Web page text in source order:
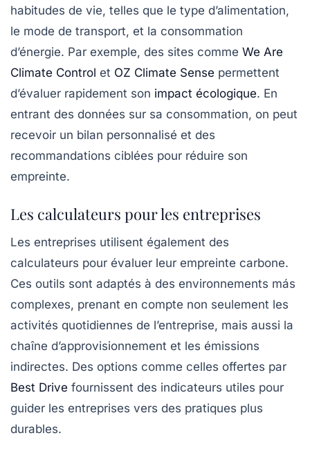
habitudes de vie, telles que le type d’alimentation,
le mode de transport, et la consommation
d’énergie. Par exemple, des sites comme We Are
Climate Control et OZ Climate Sense permettent
d’évaluer rapidement son impact écologique. En
entrant des données sur sa consommation, on peut
recevoir un bilan personnalisé et des
recommandations ciblées pour réduire son
empreinte.
Les calculateurs pour les entreprises
Les entreprises utilisent également des
calculateurs pour évaluer leur empreinte carbone.
Ces outils sont adaptés à des environnements más
complexes, prenant en compte non seulement les
activités quotidiennes de l’entreprise, mais aussi la
chaîne d’approvisionnement et les émissions
indirectes. Des options comme celles offertes par
Best Drive fournissent des indicateurs utiles pour
guider les entreprises vers des pratiques plus
durables.